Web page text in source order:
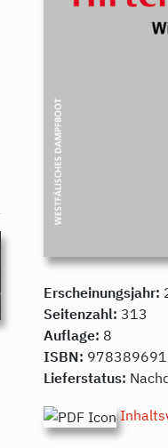
Erscheinungsjahr:
Seitenzahl: 313
Auflage: 8
ISBN:
Lieferstatus: